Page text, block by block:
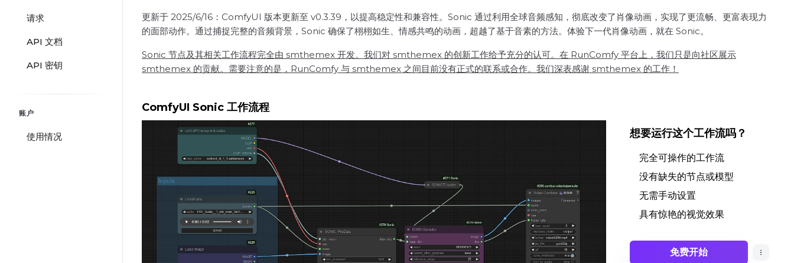
请求
API 文档
API 密钥
账户
使用情况
更新于 2025/6/16：ComfyUI 版本更新至 v0.3.39，以提高稳定性和兼容性。Sonic 通过利用全球音频感知，彻底改变了肖像动画，实现了更流畅、更富表现力
的面部动作。通过捕捉完整的音频背景，Sonic 确保了栩栩如生、情感共鸣的动画，超越了基于音素的方法。体验下一代肖像动画，就在 Sonic。
Sonic 节点及其相关工作流程完全由 smthemex 开发。我们对 smthemex 的创新工作给予充分的认可。在 RunComfy 平台上，我们只是向社区展示
smthemex 的贡献。需要注意的是，RunComfy 与 smthemex 之间目前没有正式的联系或合作。我们深表感谢 smthemex 的工作！
ComfyUI Sonic 工作流程
想要运行这个工作流吗？
完全可操作的工作流
没有缺失的节点或模型
无需手动设置
具有惊艳的视觉效果
免费开始